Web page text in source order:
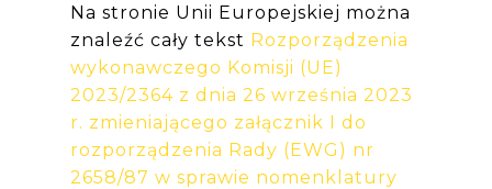
Na stronie Unii Europejskiej można
znaleźć cały tekst Rozporządzenia
wykonawczego Komisji (UE)
2023/2364 z dnia 26 września 2023
r. zmieniającego załącznik I do
rozporządzenia Rady (EWG) nr
2658/87 w sprawie nomenklatury